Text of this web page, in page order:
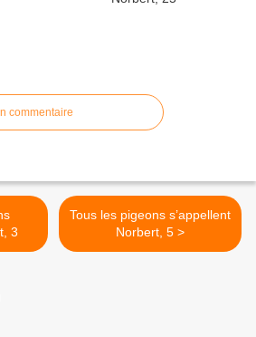
commentaire
3
Tous les pigeons s’appellent
Norbert, 5 >